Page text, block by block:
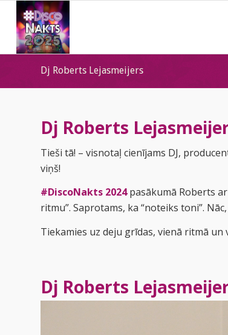
Dj Roberts Lejasmeijers
Dj Roberts
Tieši tā! – visnotaļ cienījams DJ,
viņš!
#DiscoNakts 2024pasākumā Roberts
ritmu”. Saprotams, ka “noteiks toni”.
Tiekamies uz deju grīdas, vienā ritmā un
Dj Roberts